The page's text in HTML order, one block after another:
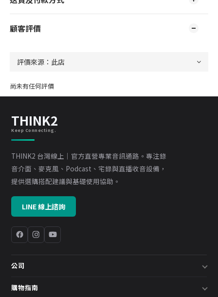
顧客評價
尚未有任何評價
THINK2
Keep Connecting.
THINK2 台灣線上｜官方直營專業音訊通路。專注錄
音介面、麥克風、Podcast、宅錄與直播收音設備，
提供選購搭配建議與基礎使用協助。
LINE 線上諮詢
公司
關於我們
購物指南